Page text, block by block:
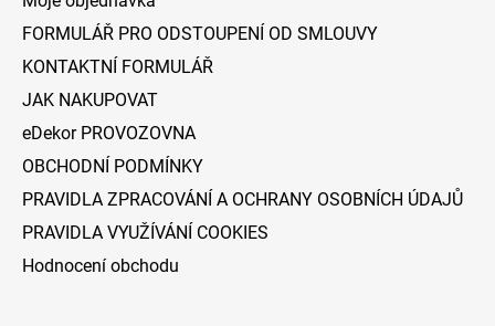
FORMULÁŘ PRO ODSTOUPENÍ OD SMLOUVY
KONTAKTNÍ FORMULÁŘ
JAK NAKUPOVAT
eDekor PROVOZOVNA
OBCHODNÍ PODMÍNKY
PRAVIDLA ZPRACOVÁNÍ A OCHRANY OSOBNÍCH ÚDAJŮ
PRAVIDLA VYUŽÍVÁNÍ COOKIES
Hodnocení obchodu